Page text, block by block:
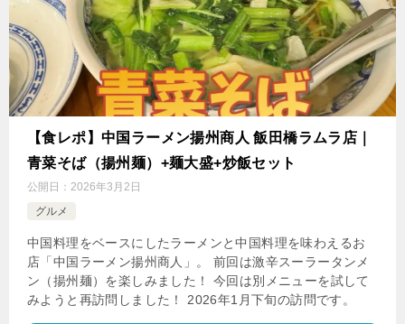
【食レポ】中国ラーメン揚州商人 飯田橋ラムラ店｜
青菜そば（揚州麺）+麺大盛+炒飯セット
公開日： 2026年3月2日
グルメ
中国料理をベースにしたラーメンと中国料理を味わえるお
店「中国ラーメン揚州商人」。 前回は激辛スーラータンメ
ン（揚州麺）を楽しみました！ 今回は別メニューを試して
みようと再訪問しました！ 2026年1月下旬の訪問です。